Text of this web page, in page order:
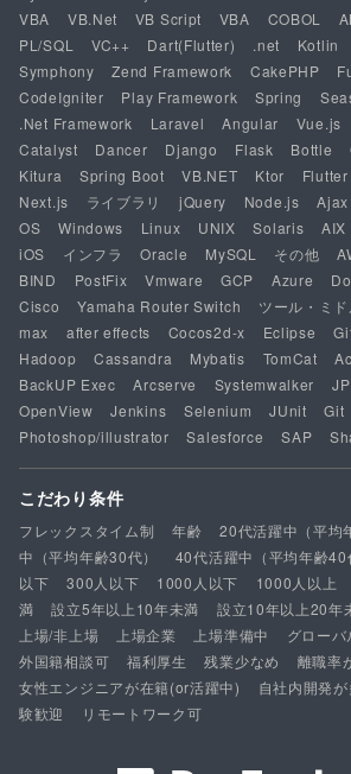
VBA
VB.Net VB Script VBA COBOL
PL/SQL
VC++ Dart(Flutter) .net Kotlin
Symphony
Zend Framework CakePHP
CodeIgniter
Play Framework Spring
.Net Framework
Laravel Angular Vue.js
Catalyst
Dancer Django Flask Bottle
Kitura
Spring Boot VB.NET Ktor Flutter
Next.js
ライブラリ jQuery Node.js Ajax
OS
Windows Linux UNIX Solaris AIX
iOS
インフラ Oracle MySQL その他
BIND
PostFix Vmware GCP Azure
Cisco
Yamaha Router Switch ツール・ミ
max
after effects Cocos2d-x Eclipse
Hadoop
Cassandra Mybatis TomCat
BackUP Exec
Arcserve Systemwalker
OpenView
Jenkins Selenium JUnit Git
Photoshop/illustrator
Salesforce SAP
こだわり条件
フレックスタイム制 年齢 20代活躍中（平均
中（平均年齢30代）
40代活躍中（平均年齢40
以下
300人以下 1000人以下 1000人以上
満
設立5年以上10年未満 設立10年以上20年
上場/非上場
上場企業 上場準備中 グローバ
外国籍相談可
福利厚生 残業少なめ 離職率
女性エンジニアが在籍(or活躍中)
自社内開発
験歓迎
リモートワーク可